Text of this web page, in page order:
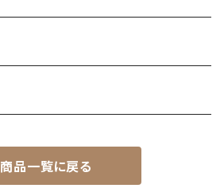
商品一覧に戻る